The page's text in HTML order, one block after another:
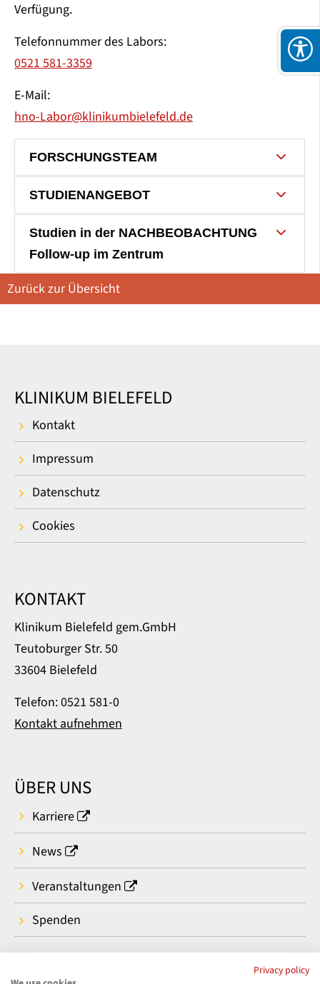
Verfügung.
Telefonnummer des Labors:
0521 581-3359
E-Mail:
hno-Labor@klinikumbielefeld.de
FORSCHUNGSTEAM
STUDIENANGEBOT
Studien in der NACHBEOBACHTUNG
Follow-up im Zentrum
Zurück zur Übersicht
KLINIKUM BIELEFELD
Kontakt
Impressum
Datenschutz
Cookies
KONTAKT
Klinikum Bielefeld gem.GmbH
Teutoburger Str. 50
33604 Bielefeld
Telefon: 0521 581-0
Kontakt aufnehmen
ÜBER UNS
Karriere
News
Veranstaltungen
Spenden
Privacy policy